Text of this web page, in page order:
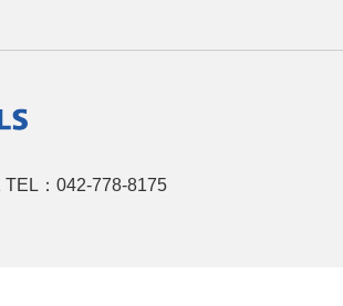
TEL：042-778-8175